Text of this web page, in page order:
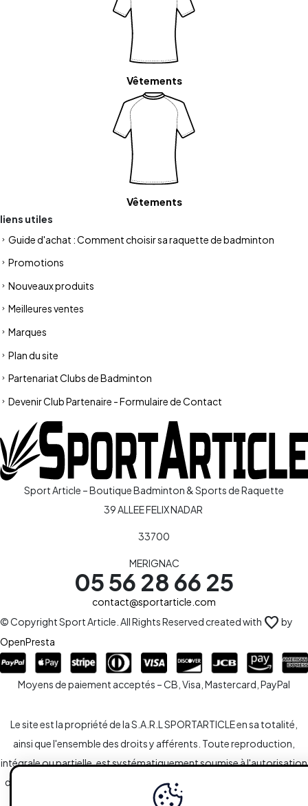
Vêtements
Vêtements
liens utiles
Guide d'achat : Comment choisir sa raquette de badminton
Promotions
Nouveaux produits
Meilleures ventes
Marques
Plan du site
Partenariat Clubs de Badminton
Devenir Club Partenaire - Formulaire de Contact
Sport Article – Boutique Badminton & Sports de Raquette
39 ALLEE FELIX NADAR
33700
MERIGNAC
05 56 28 66 25
contact@sportarticle.com
© Copyright Sport Article. All Rights Reserved created with favorite by
OpenPresta
Moyens de paiement acceptés – CB, Visa, Mastercard, PayPal
Le site est la propriété de la S.A.R.L SPORTARTICLE en sa totalité,
ainsi que l'ensemble des droits y afférents. Toute reproduction,
intégrale ou partielle, est systématiquement soumise à l'autorisation
des propriétaires. Toutefois, les liaisons du type hypertextes vers le
site sont autorisées sans demandes spécifiques.